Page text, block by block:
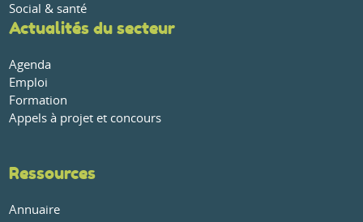
Social & santé
Actualités du secteur
Agenda
Emploi
Formation
Appels à projet et concours
Ressources
Annuaire